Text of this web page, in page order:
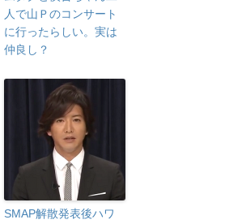
人で山Ｐのコンサート
に行ったらしい。実は
仲良し？
SMAP解散発表後ハワ